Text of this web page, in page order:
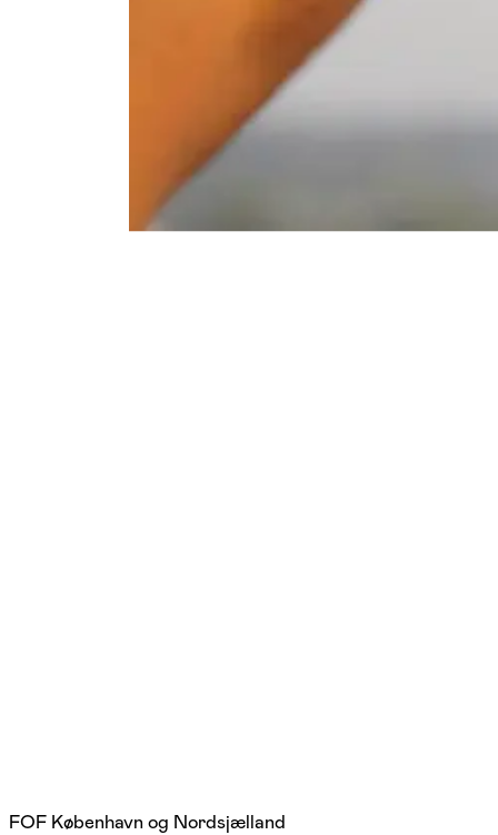
FOF København og Nordsjælland